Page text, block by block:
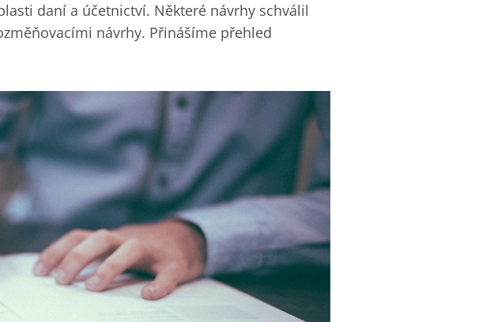
daní a účetnictví. Některé návrhy schválil
návrhy. Přinášíme přehled